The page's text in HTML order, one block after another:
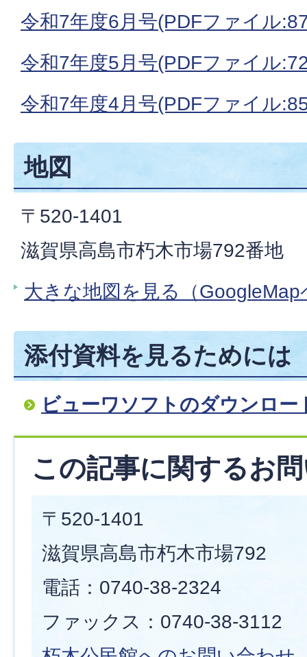
令和7年度6月号(PDFファイル
令和7年度5月号(PDFファイル
令和7年度4月号(PDFファイル
地図
〒520-1401
滋賀県高島市朽木市場792番地
大きな地図を見る（GoogleMap
添付資料を見るためには
ビューワソフトのダウンロー
この記事に関するお
〒520-1401
滋賀県高島市朽木市場792
電話：0740-38-2324
ファックス：0740-38-3112